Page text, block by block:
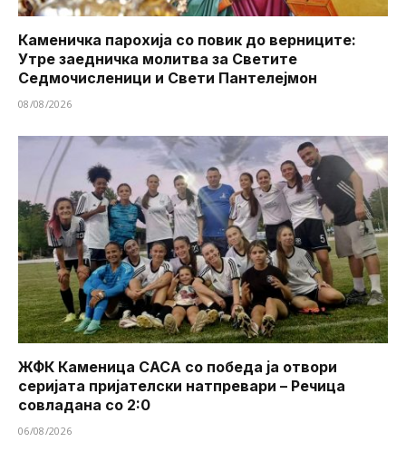
Каменичка парохија со повик до верниците:
Утре заедничка молитва за Светите
Седмочисленици и Свети Пантелејмон
08/08/2026
ЖФК Каменица САСА со победа ја отвори
серијата пријателски натпревари – Речица
совладана со 2:0
06/08/2026